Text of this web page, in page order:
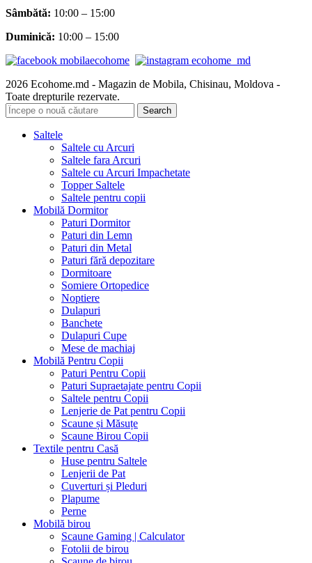
Sâmbătă: 10:00 – 15:00
Duminică: 10:00 – 15:00
2026 Ecohome.md - Magazin de Mobila, Chisinau, Moldova -
Toate drepturile rezervate.
Search
Saltele
Saltele cu Arcuri
Saltele fara Arcuri
Saltele cu Arcuri Impachetate
Topper Saltele
Saltele pentru copii
Mobilă Dormitor
Paturi Dormitor
Paturi din Lemn
Paturi din Metal
Paturi fără depozitare
Dormitoare
Somiere Ortopedice
Noptiere
Dulapuri
Banchete
Dulapuri Cupe
Mese de machiaj
Mobilă Pentru Copii
Paturi Pentru Copii
Paturi Supraetajate pentru Copii
Saltele pentru Copii
Lenjerie de Pat pentru Copii
Scaune și Măsuțe
Scaune Birou Copii
Textile pentru Casă
Huse pentru Saltele
Lenjerii de Pat
Cuverturi și Pleduri
Plapume
Perne
Mobilă birou
Scaune Gaming | Calculator
Fotolii de birou